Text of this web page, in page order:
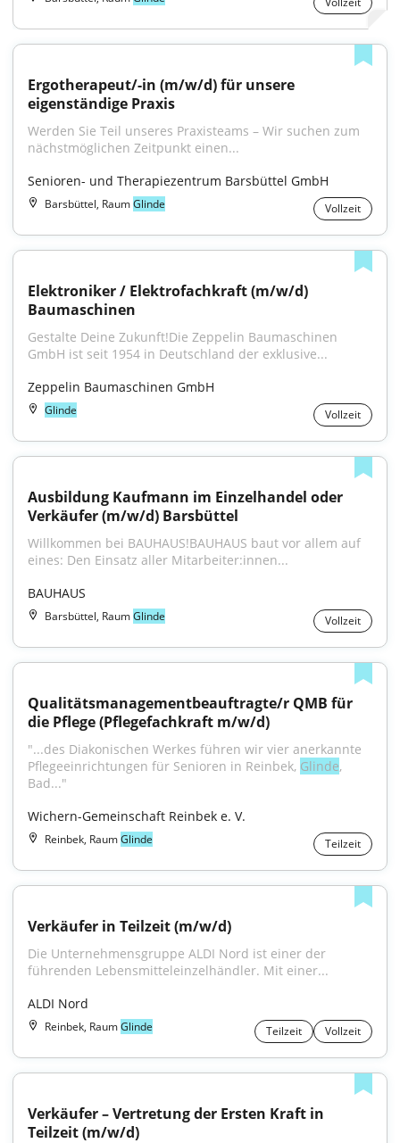
Ergotherapeut/-in (m/w/d) für unsere
eigenständige Praxis
Werden Sie Teil unseres Praxisteams – Wir suchen zum
nächstmöglichen Zeitpunkt einen...
Senioren- und Therapiezentrum Barsbüttel GmbH
Barsbüttel, RaumGlinde Vollzeit
Elektroniker / Elektrofachkraft (m/w/d)
Baumaschinen
Gestalte Deine Zukunft!Die Zeppelin Baumaschinen
GmbH ist seit 1954 in Deutschland der exklusive...
Zeppelin Baumaschinen GmbH
Glinde Vollzeit
Ausbildung Kaufmann im Einzelhandel oder
Verkäufer (m/w/d) Barsbüttel
Willkommen bei BAUHAUS!BAUHAUS baut vor allem auf
eines: Den Einsatz aller Mitarbeiter:innen...
BAUHAUS
Barsbüttel, RaumGlinde Vollzeit
Qualitätsmanagementbeauftragte/r QMB für
die Pflege (Pflegefachkraft m/w/d)
"...des Diakonischen Werkes führen wir vier anerkannte
Pflegeeinrichtungen für Senioren in Reinbek, Glinde,
Bad..."
Wichern-Gemeinschaft Reinbek e. V.
Reinbek, RaumGlinde Teilzeit
Verkäufer in Teilzeit (m/w/d)
Die Unternehmensgruppe ALDI Nord ist einer der
führenden Lebensmitteleinzelhändler. Mit einer...
ALDI Nord
Reinbek, RaumGlinde Teilzeit Vollzeit
Verkäufer – Vertretung der Ersten Kraft in
Teilzeit (m/w/d)